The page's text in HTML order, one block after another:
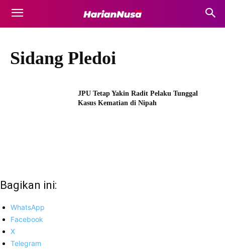
Sidang Pledoi
JPU Tetap Yakin Radit Pelaku Tunggal
Kasus Kematian di Nipah
Bagikan ini:
WhatsApp
Facebook
X
Telegram